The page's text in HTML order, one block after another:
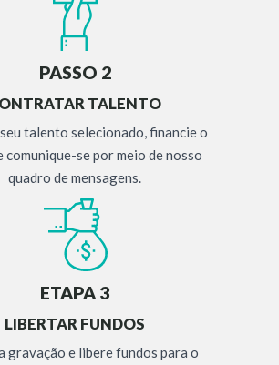
PASSO 2
TALENTO
talento selecionado, financie o
comunique-se por meio de nosso
quadro de mensagens.
ETAPA 3
LIBERTAR FUNDOS
gravação e libere fundos para o